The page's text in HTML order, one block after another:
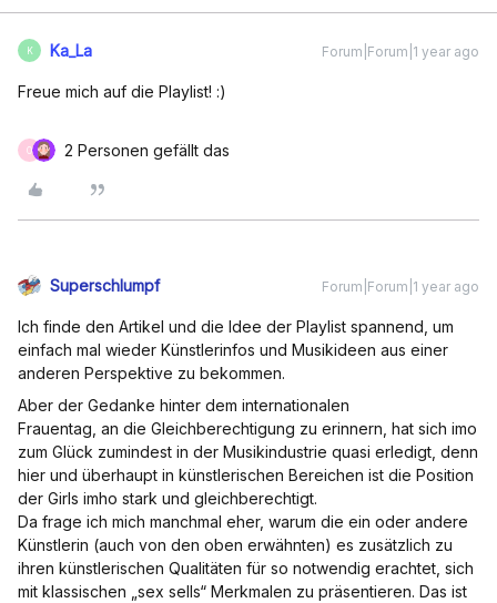
K Ka_La Forum|Forum|1 year ago
Freue mich auf die Playlist! :)
O 2 Personen gefällt das
Superschlumpf Forum|Forum|1 year ago
Ich finde den Artikel und die Idee der Playlist spannend, um
einfach mal wieder Künstlerinfos und Musikideen aus einer
anderen Perspektive zu bekommen.
Aber der Gedanke hinter dem internationalen
Frauentag, an die Gleichberechtigung zu erinnern, hat sich imo
zum Glück zumindest in der Musikindustrie quasi erledigt, denn
hier und überhaupt in künstlerischen Bereichen ist die Position
der Girls imho stark und gleichberechtigt.
Da frage ich mich manchmal eher, warum die ein oder andere
Künstlerin (auch von den oben erwähnten) es zusätzlich zu
ihren künstlerischen Qualitäten für so notwendig erachtet, sich
mit klassischen „sex sells“ Merkmalen zu präsentieren. Das ist